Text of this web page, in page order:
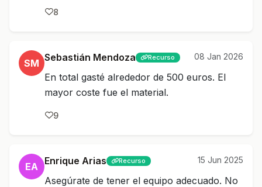
8
SM Sebastián Mendoza Recurso 08 Jan 2026
En total gasté alrededor de 500 euros. El
mayor coste fue el material.
9
EA Enrique Arias Recurso 15 Jun 2025
Asegúrate de tener el equipo adecuado. No